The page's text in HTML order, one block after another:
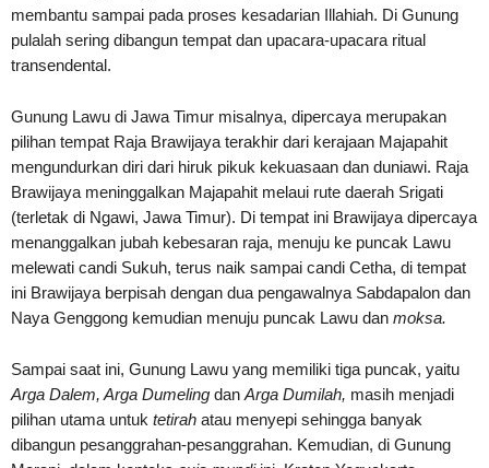
membantu sampai pada proses kesadarian Illahiah. Di Gunung
pulalah sering dibangun tempat dan upacara-upacara ritual
transendental.
Gunung Lawu di Jawa Timur misalnya, dipercaya merupakan
pilihan tempat Raja Brawijaya terakhir dari kerajaan Majapahit
mengundurkan diri dari hiruk pikuk kekuasaan dan duniawi. Raja
Brawijaya meninggalkan Majapahit melaui rute daerah Srigati
(terletak di Ngawi, Jawa Timur). Di tempat ini Brawijaya dipercaya
menanggalkan jubah kebesaran raja, menuju ke puncak Lawu
melewati candi Sukuh, terus naik sampai candi Cetha, di tempat
ini Brawijaya berpisah dengan dua pengawalnya Sabdapalon dan
Naya Genggong kemudian menuju puncak Lawu dan moksa.
Sampai saat ini, Gunung Lawu yang memiliki tiga puncak, yaitu
Arga Dalem, Arga Dumeling dan Arga Dumilah, masih menjadi
pilihan utama untuk tetirah atau menyepi sehingga banyak
dibangun pesanggrahan-pesanggrahan. Kemudian, di Gunung